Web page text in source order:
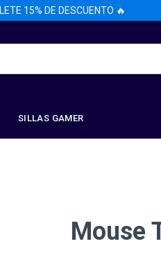
15% DE DESCUENTO 🔥
SILLAS GAMER
Mouse